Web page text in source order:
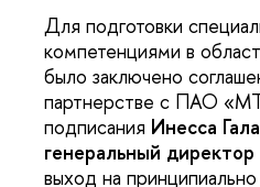
Для подготовки
компетенциями в
было заключено
партнерстве с ПАО
подписания Инесса
генеральный
выход на